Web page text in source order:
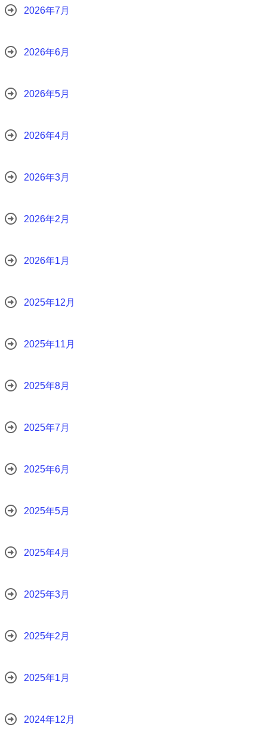
2026年7月
2026年6月
2026年5月
2026年4月
2026年3月
2026年2月
2026年1月
2025年12月
2025年11月
2025年8月
2025年7月
2025年6月
2025年5月
2025年4月
2025年3月
2025年2月
2025年1月
2024年12月